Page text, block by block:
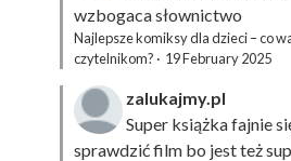
wzbogaca słownictwo
Najlepsze komiksy dla dzieci – co
czytelnikom? · 19 February 2025
zalukajmy.pl
Super książka fajnie
sprawdzić film bo jest też